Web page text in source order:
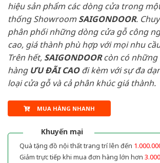
hiệu sản phẩm các dòng cửa trong
thống ShowroomSAIGONDOOR.
phân phối những dòng cửa gỗ công
cao, giá thành phù hợp với mọi nhu
Trên hết, SAIGONDOORcòn có những
hàng ƯU ĐÃI CAOđi kèm với sự đa
loại cửa gỗ và cả phân khúc giá thành.
MUA HÀNG NHANH
Khuyến mại
Quà tặng đồ nội thất trang trí lên đến
Giảm trực tiếp khi mua đơn hàng lớn hơn